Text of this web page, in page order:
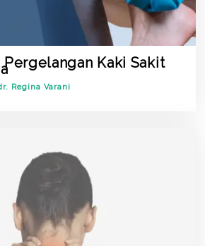
Pergelangan Kaki Sakit
Regina Varani